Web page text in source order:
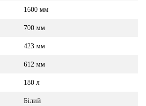
1600 мм
700 мм
423 мм
612 мм
180 л
Білий